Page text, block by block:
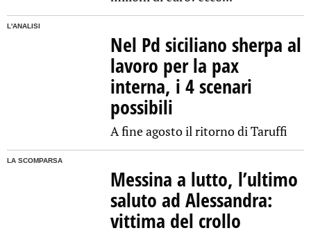
L'ANALISI
Nel Pd siciliano sherpa al
lavoro per la pax
interna, i 4 scenari
possibili
A fine agosto il ritorno di Taruffi
LA SCOMPARSA
Messina a lutto, l’ultimo
saluto ad Alessandra:
vittima del crollo